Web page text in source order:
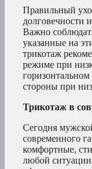
Правильный
долговечности
Важно
указанные на
трикотаж
режиме при
стороны при
Трикотаж в
Сегодня
современного
комфортные,
любой